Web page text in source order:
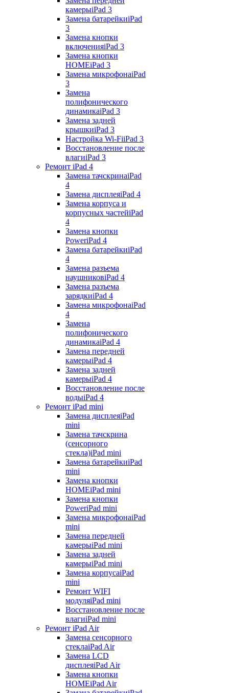
камерыiPad 3
Замена батарейкиiPad
3
Замена кнопки
включенияiPad 3
Замена кнопки
HOMEiPad 3
Замена микрофонаiPad
3
Замена
полифонического
динамикаiPad 3
Замена задней
крышкиiPad 3
Настройка Wi-FiiPad 3
Восстановление после
влагиiPad 3
Ремонт iPad 4
Замена тачскринаiPad
4
Замена дисплеяiPad 4
Замена корпуса и
корпусных частейiPad
4
Замена кнопки
PoweriPad 4
Замена батарейкиiPad
4
Замена разъема
наушниковiPad 4
Замена разъема
зарядкиiPad 4
Замена микрофонаiPad
4
Замена
полифонического
динамикаiPad 4
Замена передней
камерыiPad 4
Замена задней
камерыiPad 4
Восстановление после
водыiPad 4
Ремонт iPad mini
Замена дисплеяiPad
mini
Замена тачскрина
(сенсорного
стекла)iPad mini
Замена батарейкиiPad
mini
Замена кнопки
HOMEiPad mini
Замена кнопки
PoweriPad mini
Замена микрофонаiPad
mini
Замена передней
камерыiPad mini
Замена задней
камерыiPad mini
Замена корпусаiPad
mini
Ремонт WIFI
модуляiPad mini
Восстановление после
влагиiPad mini
Ремонт iPad Air
Замена сенсорного
стеклаiPad Air
Замена LCD
дисплеяiPad Air
Замена кнопки
HOMEiPad Air